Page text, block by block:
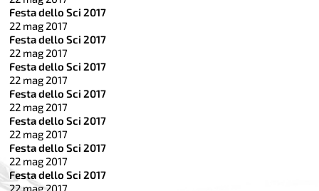
Festa dello Sci 2017
22 mag 2017
Festa dello Sci 2017
22 mag 2017
Festa dello Sci 2017
22 mag 2017
Festa dello Sci 2017
22 mag 2017
Festa dello Sci 2017
22 mag 2017
Festa dello Sci 2017
22 mag 2017
Festa dello Sci 2017
22 mag 2017